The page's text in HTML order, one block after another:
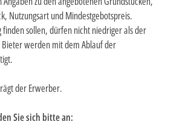
Nutzungsart und Mindestgebotspreis.
finden sollen, dürfen nicht niedriger als der
werden mit dem Ablauf der
der Erwerber.
Sie sich bitte an: